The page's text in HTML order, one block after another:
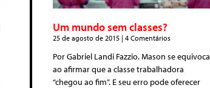
Um mundo sem classes?
25 de agosto de 2015 4 Comentários
Por Gabriel Landi Fazzio. Mason se equivoca
ao afirmar que a classe trabalhadora
“chegou ao fim”. E seu erro pode oferecer